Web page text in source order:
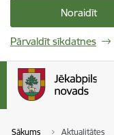
Noraidīt
Pārvaldīt sīkdatnes
Sākums Aktualitātes